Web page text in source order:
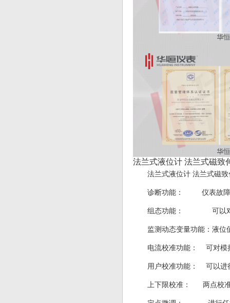
法兰式液位计 法兰式磁致
法兰式液位计 法兰式磁
诊断功能： 仪表故障
组态功能： 可以对工
监测动态变量功能：液位
电流校准功能： 可对模
用户校准功能： 可以进
上下限校准： 两点校准